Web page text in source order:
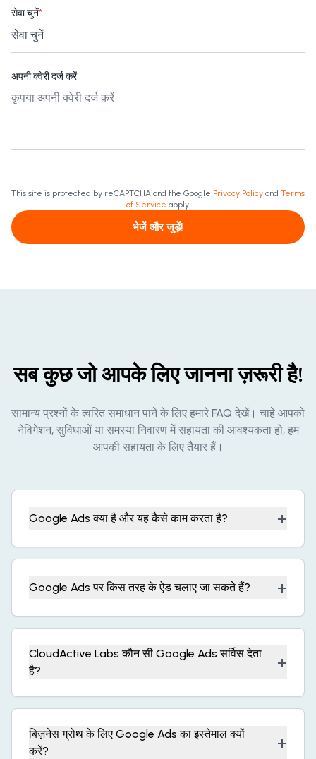
सेवा चुनें*
अपनी क्वेरी दर्ज करें
This site is protected by reCAPTCHA and the Google Privacy Policy and Terms
of Service apply.
भेजें और जुड़ें!
सब कुछ जो आपके लिए जानना ज़रूरी है!
सामान्य प्रश्नों के त्वरित समाधान पाने के लिए हमारे FAQ देखें। चाहे आपको
नेविगेशन, सुविधाओं या समस्या निवारण में सहायता की आवश्यकता हो, हम
आपकी सहायता के लिए तैयार हैं।
Google Ads क्या है और यह कैसे काम करता है? +
Google Ads पर किस तरह के ऐड चलाए जा सकते हैं? +
CloudActive Labs कौन सी Google Ads सर्विस देता
है?
+
बिज़नेस ग्रोथ के लिए Google Ads का इस्तेमाल क्यों
करें?
+